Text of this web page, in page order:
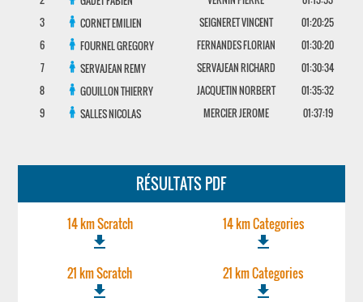
3
CORNET EMILIEN SEIGNERET VINCENT
01:20:25
6
FOURNEL GREGORY FERNANDES FLORIAN
01:30:20
7
SERVAJEAN REMY SERVAJEAN RICHARD
01:30:34
8
GOUILLON THIERRY JACQUETIN NORBERT
01:35:32
9
SALLES NICOLAS MERCIER JEROME 01:37:19
RÉSULTATS PDF
14 km Scratch
file_download
14 km Categories
file_download
21 km Scratch
file_download
21 km Categories
file_download